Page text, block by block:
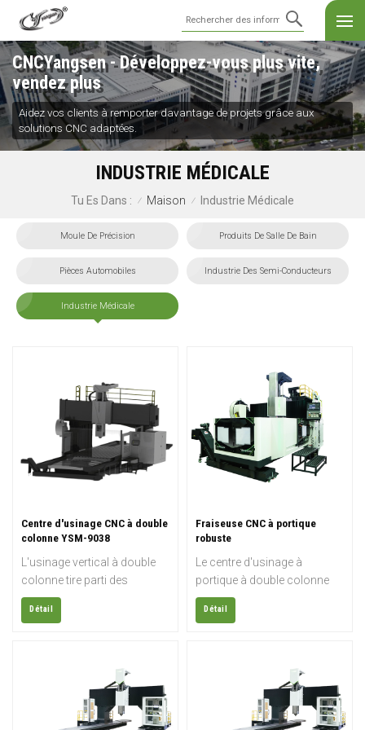
CNCYangsen - Développez-vous plus vite,
vendez plus
Aidez vos clients à remporter davantage de projets grâce aux
solutions CNC adaptées.
INDUSTRIE MÉDICALE
Tu Es Dans : / Maison / Industrie Médicale
Moule De Précision Produits De Salle De Bain
Pièces Automobiles Industrie Des Semi-Conducteurs
Industrie Médicale
Centre d'usinage CNC à double
colonne YSM-9038
L'usinage vertical à double
colonne tire parti des
caractéristiques des
machines traditionnelles à
structure symétrique et leur
stabilité élevée. Grâce à
l'analyse par éléments finis, à
l'optimisation de la structure
Détail
Fraiseuse CNC à portique
robuste
Le centre d'usinage à
portique à double colonne
YSMV-2218 est conçu pour
le fraisage de haute
Détail